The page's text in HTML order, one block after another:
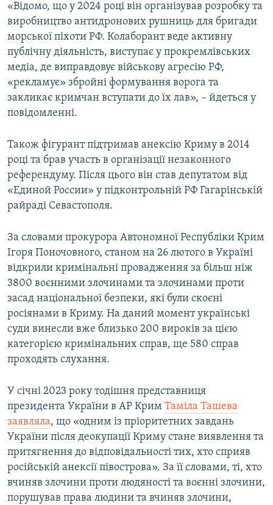
«Відомо, що у 2024 році він організував розробку та
виробництво антидронових рушниць для бригади
морської піхоти РФ. Колаборант веде активну
публічну діяльність, виступає у прокремлівських
медіа, де виправдовує військову агресію РФ,
«рекламує» збройні формування ворога та
закликає кримчан вступати до їх лав», – йдеться у
повідомленні.
Також фігурант підтримав анексію Криму в 2014
році та брав участь в організації незаконного
референдуму. Після цього він став депутатом від
«Единой России» у підконтрольній РФ Гагарінській
райраді Севастополя.
За словами прокурора Автономної Республіки Крим
Ігоря Поночовного, станом на 26 лютого в Україні
відкрили кримінальні провадження за більш ніж
3800 воєнними злочинами та злочинами проти
засад національної безпеки, які були скоєні
росіянами в Криму. На даний момент українські
суди винесли вже близько 200 вироків за цією
категорією кримінальних справ, ще 580 справ
проходять слухання.
У січні 2023 року тодішня представниця
президента України в АР Крим Таміла Ташева
заявляла, що «одним із пріоритетних завдань
України після деокупації Криму стане виявлення та
притягнення до відповідальності тих, хто сприяв
російській анексії півострова». За її словами, ті, хто
вчиняв злочини проти людяності та воєнні злочини,
порушував права людини та вчиняв злочини,